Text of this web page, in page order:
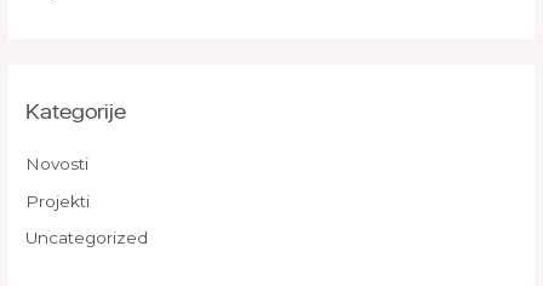
Kategorije
Novosti
Projekti
Uncategorized